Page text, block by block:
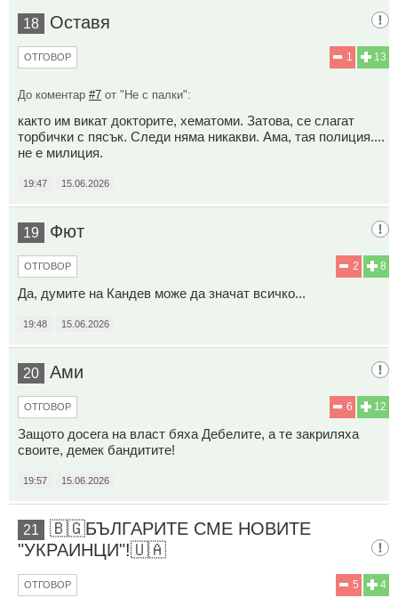
18 Оставя
13
1
ОТГОВОР
До коментар #7 от "Не с палки":
както им викат докторите, хематоми. Затова, се слагат
торбички с пясък. Следи няма никакви. Ама, тая полиция....
не е милиция.
19:47 15.06.2026
19 Фют
8
2
ОТГОВОР
Да, думите на Кандев може да значат всичко...
19:48 15.06.2026
20 Ами
12
6
ОТГОВОР
Защото досега на власт бяха Дебелите, а те закриляха
своите, демек бандитите!
19:57 15.06.2026
21
🇧🇬БЪЛГАРИТЕ СМЕ НОВИТЕ
"УКРАИНЦИ"!🇺🇦
4
5
ОТГОВОР